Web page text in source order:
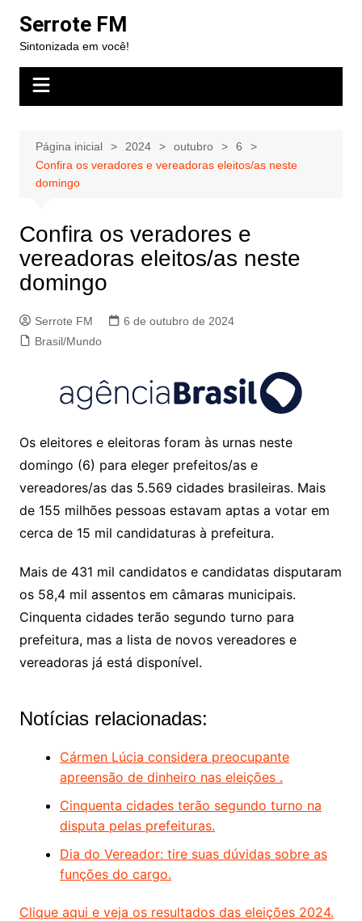
para
conteúdo
Serrote FM
Sintonizada em você!
Página inicial 2024 outubro
6
Confira os veradores e vereadoras eleitos/as neste
domingo
Confira os veradores e
vereadoras eleitos/as neste
domingo
Serrote FM
6 de outubro de 2024
Brasil/Mundo
Os eleitores e eleitoras foram às urnas neste
domingo (6) para eleger prefeitos/as e
vereadores/as das 5.569 cidades brasileiras. Mais
de 155 milhões pessoas estavam aptas a votar em
cerca de 15 mil candidaturas à prefeitura.
Mais de 431 mil candidatos e candidatas disputaram
os 58,4 mil assentos em câmaras municipais.
Cinquenta cidades terão segundo turno para
prefeitura, mas a lista de novos vereadores e
vereadoras já está disponível.
Notícias relacionadas:
Cármen Lúcia considera preocupante
apreensão de dinheiro nas eleições .
Cinquenta cidades terão segundo turno na
disputa pelas prefeituras.
Dia do Vereador: tire suas dúvidas sobre as
funções do cargo.
Clique aqui e veja os resultados das eleições 2024.